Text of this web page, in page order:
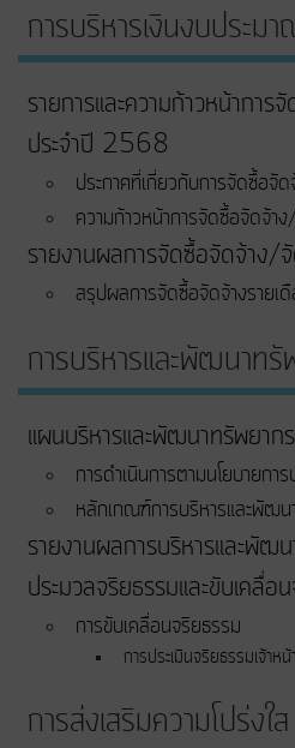
การบริหารเงินงบประม
รายการและความก้าวหน้ากา
ประจำปี 2568
ประกาศที่เกี่ยวกับการจัดซื้อจัด
ความก้าวหน้าการจัดซื้อจัดจ้า
รายงานผลการจัดซื้อจัดจ้าง/
สรุปผลการจัดซื้อจัดจ้างรายเ
การบริหารและพัฒนาท
แผนบริหารและพัฒนาทรัพยาก
การดำเนินการตามนโยบายก
หลักเกณฑ์การบริหารและพัฒ
รายงานผลการบริหารและพัฒ
ประมวลจริยธรรมและขับเคลื่อ
การขับเคลื่อนจริยธรรม
การประเมินจริยธรรมเจ้าห
การส่งเสริมความโปร่งใส